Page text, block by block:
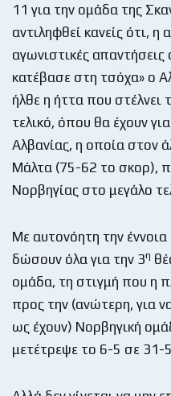
11 για την ομάδα της
αντιληφθεί κανείς ότι, η
αγωνιστικές
κατέβασε στη τσόχα» ο
ήλθε η ήττα που στέλνει
τελικό, όπου θα έχουν
Αλβανίας, η οποία στον
Μάλτα (75-62 το σκορ),
Νορβηγίας στο μεγάλο
Με αυτονόητη την
δώσουν όλα για την 3η
ομάδα, τη στιγμή που η
προς την (ανώτερη, για
ως έχουν) Νορβηγική
μετέτρεψε το 6-5 σε 31-